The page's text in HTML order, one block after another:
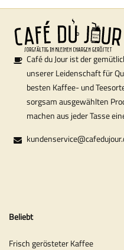
Café du Jour ist der
unserer Leidenschaft für
besten Kaffee- und
sorgsam ausgewählten
machen aus jeder Tasse
Beliebt
Frisch gerösteter Kaffee